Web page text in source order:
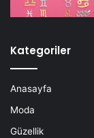
Kategoriler
Anasayfa
Moda
Güzellik